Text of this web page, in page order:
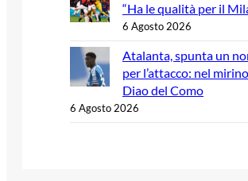
“Ha le qualità per il
6 Agosto 2026
Atalanta, spunta un
per l’attacco: nel mirino
Diao del Como
6 Agosto 2026